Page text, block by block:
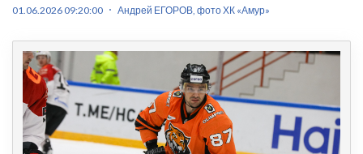
01.06.2026 09:20:00 Андрей ЕГОРОВ, фото ХК «Амур»